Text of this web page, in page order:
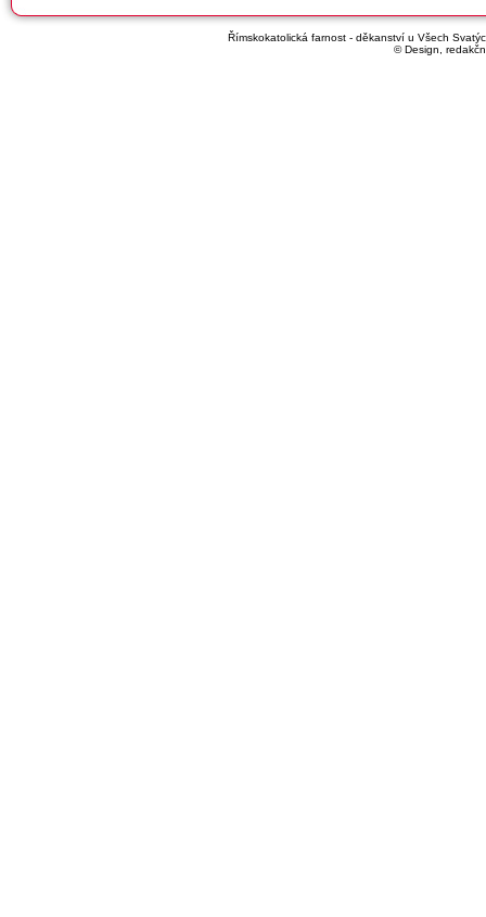
Římskokatolická farnost - děkanství u Všech
© Design,